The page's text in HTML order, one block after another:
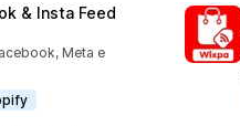
& Insta Feed
Meta e